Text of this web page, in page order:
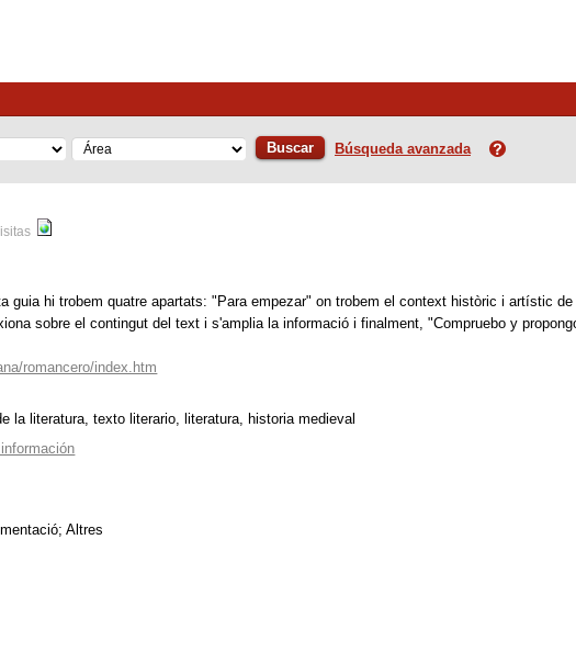
Buscar Búsqueda avanzada
guia hi trobem quatre apartats: "Para empezar" on trobem el context històric i artístic
sobre el contingut del text i s'amplia la informació i finalment, "Compruebo y
romancero/index.htm
la literatura, texto literario, literatura, historia medieval
Altres